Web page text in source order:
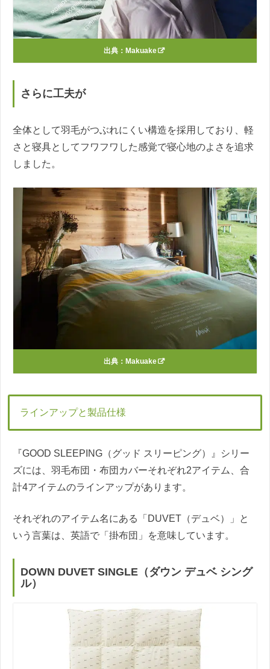
出典： Makuake
さらに工夫が
全体として羽毛がつぶれにくい構造を採用しており、軽
さと寝具としてフワフワした感覚で寝心地のよさを追求
しました。
出典： Makuake
ラインアップと製品仕様
『GOOD SLEEPING（グッド スリーピング）』シリー
ズには、羽毛布団・布団カバーそれぞれ2アイテム、合
計4アイテムのラインアップがあります。
それぞれのアイテム名にある「DUVET（デュベ）」と
いう言葉は、英語で「掛布団」を意味しています。
DOWN DUVET SINGLE（ダウン デュベ シング
ル）